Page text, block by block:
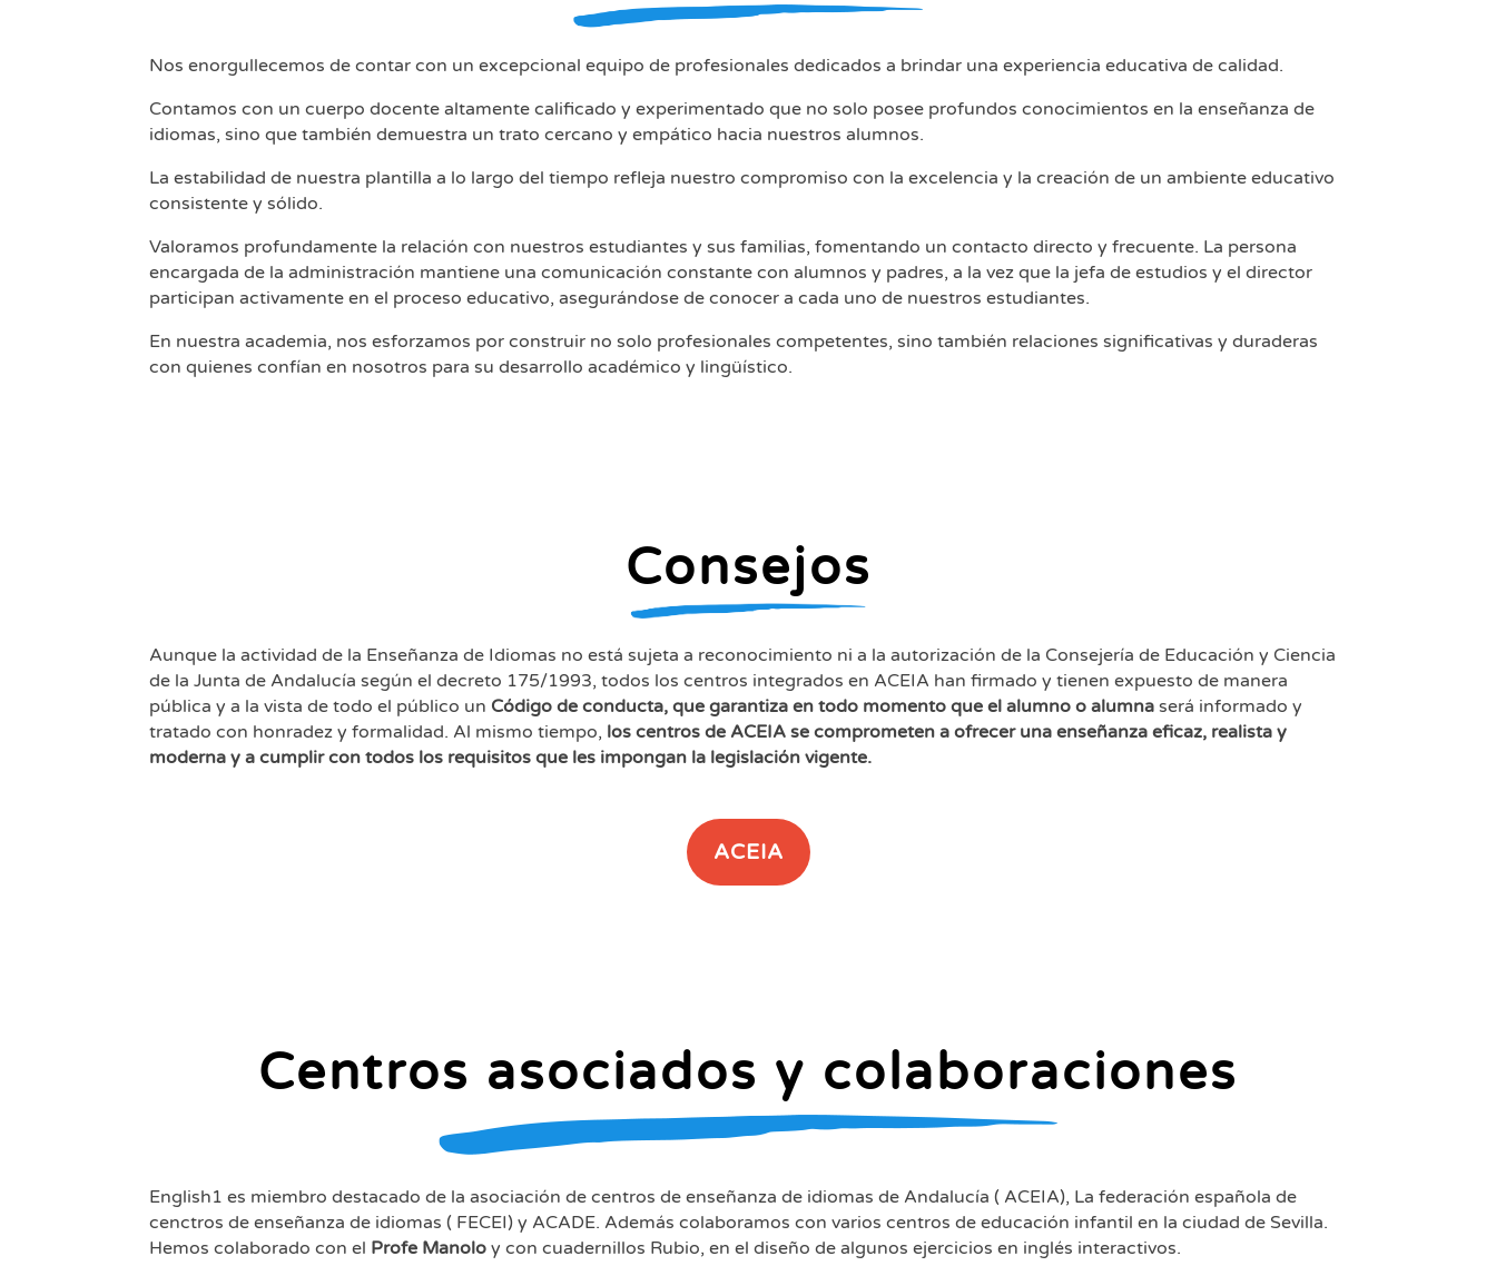
Nos enorgullecemos de contar con un excepcional equipo de profesionales dedicados a brindar una experiencia educativa de calidad.
Contamos con un cuerpo docente altamente calificado y experimentado que no solo posee profundos conocimientos en la enseñanza de
idiomas, sino que también demuestra un trato cercano y empático hacia nuestros alumnos.
La estabilidad de nuestra plantilla a lo largo del tiempo refleja nuestro compromiso con la excelencia y la creación de un ambiente educativo
consistente y sólido.
Valoramos profundamente la relación con nuestros estudiantes y sus familias, fomentando un contacto directo y frecuente. La persona
encargada de la administración mantiene una comunicación constante con alumnos y padres, a la vez que la jefa de estudios y el director
participan activamente en el proceso educativo, asegurándose de conocer a cada uno de nuestros estudiantes.
En nuestra academia, nos esforzamos por construir no solo profesionales competentes, sino también relaciones significativas y duraderas
con quienes confían en nosotros para su desarrollo académico y lingüístico.
Consejos
Aunque la actividad de la Enseñanza de Idiomas no está sujeta a reconocimiento ni a la autorización de la Consejería de Educación y Ciencia
de la Junta de Andalucía según el decreto 175/1993, todos los centros integrados en ACEIA han firmado y tienen expuesto de manera
pública y a la vista de todo el público un Código de conducta, que garantiza en todo momento que el alumno o alumna será informado y
tratado con honradez y formalidad. Al mismo tiempo, los centros de ACEIA se comprometen a ofrecer una enseñanza eficaz, realista y
moderna y a cumplir con todos los requisitos que les impongan la legislación vigente.
ACEIA
Centros asociados y colaboraciones
English1 es miembro destacado de la asociación de centros de enseñanza de idiomas de Andalucía ( ACEIA), La federación española de
cenctros de enseñanza de idiomas ( FECEI) y ACADE. Además colaboramos con varios centros de educación infantil en la ciudad de Sevilla.
Hemos colaborado con el Profe Manolo y con cuadernillos Rubio, en el diseño de algunos ejercicios en inglés interactivos.